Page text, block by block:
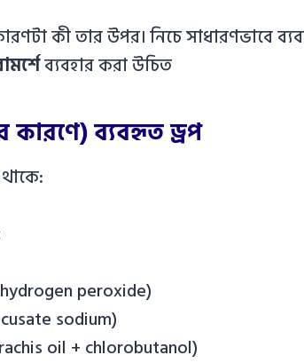
কী তার উপর। নিচে সাধারণভাবে
ব্যবহার করা উচিত
কারণে) ব্যবহৃত ড্রপ
peroxide)
sodium)
oil + chlorobutanol)